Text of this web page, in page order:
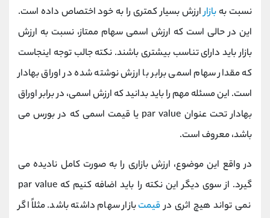
نسبت به بازارارزش بسیار کمتری را به خود اختصاص داده است.
این در حالی است که ارزش اسمی سهام ممتاز، نسبت به ارزش
بازار باید دارای تناسب بیشتری باشند. نکته جالب توجه اینجاست
که مقدار سهام اسمی برابر با ارزش نوشته شده در اوراق بهادار
است. این مسئله مهم را باید بدانید که ارزش اسمی، در برابر اوراق
بهادار تحت عنوان par value یا قیمت اسمی که در بورس می
باشد، معروف است.
در واقع این موضوع، ارزش بازاری را به صورت کامل نادیده می
گیرد. از سوی دیگر این نکته را باید اضافه کنیم که par value
نمی تواند هیچ اثری درقیمتبازار سهام داشته باشد. مثلاً اگر